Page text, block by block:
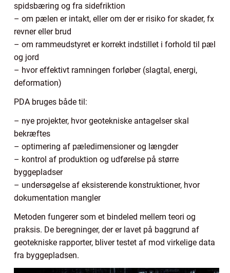
spidsbæring og fra sidefriktion
– om pælen er intakt, eller om der er risiko for skader, fx
revner eller brud
– om rammeudstyret er korrekt indstillet i forhold til pæl
og jord
– hvor effektivt ramningen forløber (slagtal, energi,
deformation)
PDA bruges både til:
– nye projekter, hvor geotekniske antagelser skal
bekræftes
– optimering af pæledimensioner og længder
– kontrol af produktion og udførelse på større
byggepladser
– undersøgelse af eksisterende konstruktioner, hvor
dokumentation mangler
Metoden fungerer som et bindeled mellem teori og
praksis. De beregninger, der er lavet på baggrund af
geotekniske rapporter, bliver testet af mod virkelige data
fra byggepladsen.